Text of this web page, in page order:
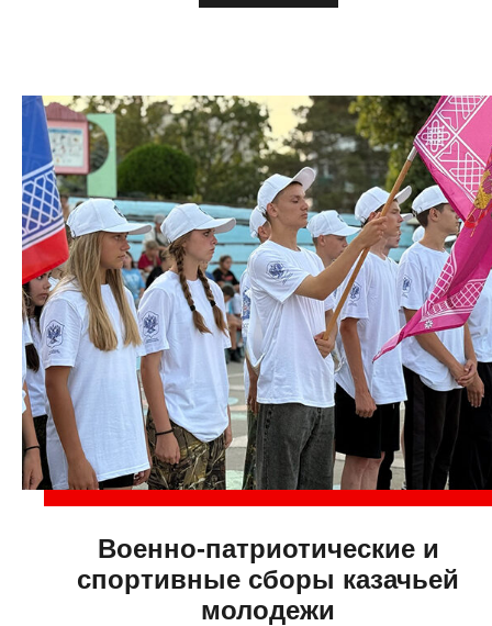
Военно-патриотические и
спортивные сборы казачьей
молодежи